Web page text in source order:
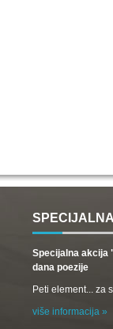
Specijalna akcija
dana poezije
Peti element... za
više informacija »